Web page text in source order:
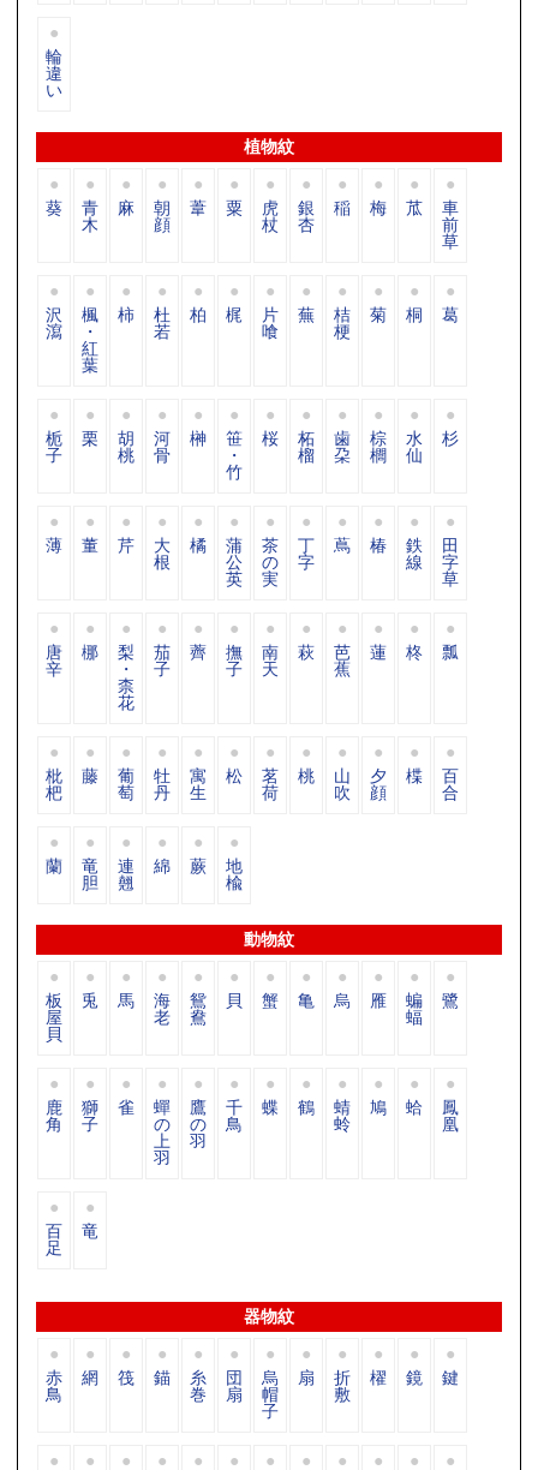
輪
違
い
植物紋
葵 青
木
麻 朝
顔
葦 粟 虎
杖
銀
杏
稲 梅 苽 車
前
草
沢
瀉
楓
・
紅
葉
柿 杜
若
柏 梶 片
喰
蕪 桔
梗
菊 桐 葛
栀
子
栗 胡
桃
河
骨
榊 笹
・
竹
桜 柘
榴
歯
朶
棕
櫚
水
仙
杉
薄 董 芹 大
根
橘 蒲
公
英
茶
の
実
丁
字
蔦 椿 鉄
線
田
字
草
唐
辛
梛 梨
・
柰
花
茄
子
薺 撫
子
南
天
萩 芭
蕉
蓮 柊 瓢
枇
杷
藤 葡
萄
牡
丹
寓
生
松 茗
荷
桃 山
吹
夕
顔
楪 百
合
蘭 竜
胆
連
翹
綿 蕨 地
楡
動物紋
板
屋
貝
兎 馬 海
老
鴛
鴦
貝 蟹 亀 烏 雁 蝙
蝠
鷺
鹿
角
獅
子
雀 蟬
の
上
羽
鷹
の
羽
千
鳥
蝶 鶴 蜻
蛉
鳩 蛤 鳳
凰
百
足
竜
器物紋
赤
鳥
網 筏 錨 糸
巻
団
扇
烏
帽
子
扇 折
敷
櫂 鏡 鍵